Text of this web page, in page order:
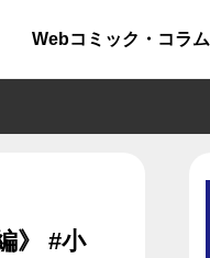
Webコミック・コラム
》 #小